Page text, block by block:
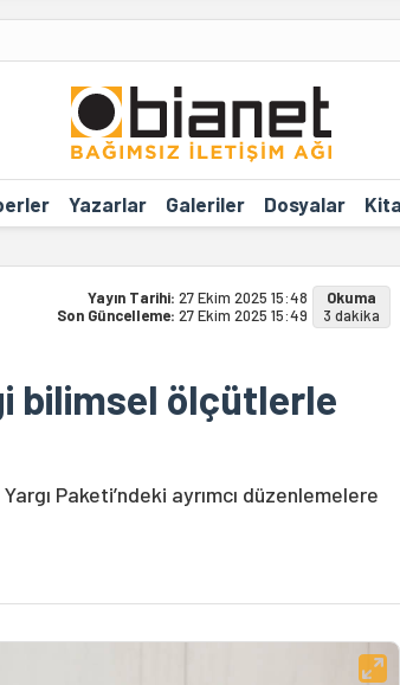
Yazarlar Galeriler Dosyalar
Yayın Tarihi: 27 Ekim 2025 15:48
Son Güncelleme: 27 Ekim 2025 15:49
Okuma
3 dakika
bilimsel ölçütlerle
Paketi’ndeki ayrımcı düzenlemelere